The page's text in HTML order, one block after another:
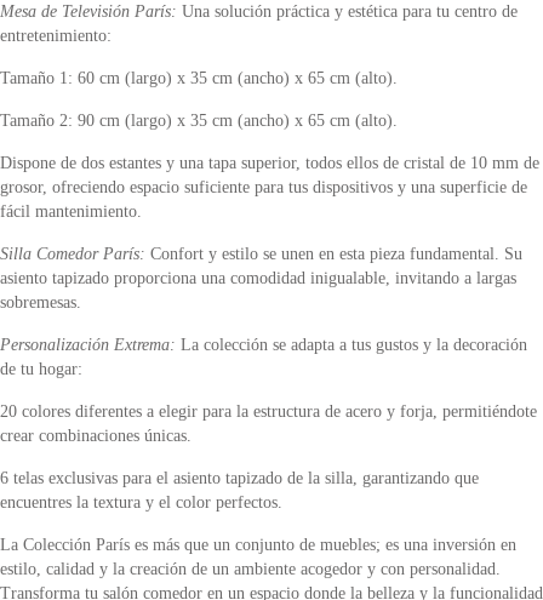
Mesa de Televisión París: Una solución práctica y estética para tu centro de
entretenimiento:
Tamaño 1: 60 cm (largo) x 35 cm (ancho) x 65 cm (alto).
Tamaño 2: 90 cm (largo) x 35 cm (ancho) x 65 cm (alto).
Dispone de dos estantes y una tapa superior, todos ellos de cristal de 10 mm de
grosor, ofreciendo espacio suficiente para tus dispositivos y una superficie de
fácil mantenimiento.
Silla Comedor París: Confort y estilo se unen en esta pieza fundamental. Su
asiento tapizado proporciona una comodidad inigualable, invitando a largas
sobremesas.
Personalización Extrema: La colección se adapta a tus gustos y la decoración
de tu hogar:
20 colores diferentes a elegir para la estructura de acero y forja, permitiéndote
crear combinaciones únicas.
6 telas exclusivas para el asiento tapizado de la silla, garantizando que
encuentres la textura y el color perfectos.
La Colección París es más que un conjunto de muebles; es una inversión en
estilo, calidad y la creación de un ambiente acogedor y con personalidad.
Transforma tu salón comedor en un espacio donde la belleza y la funcionalidad